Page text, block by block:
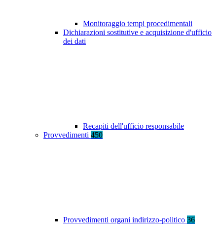
Monitoraggio tempi procedimentali
Dichiarazioni sostitutive e acquisizione d'ufficio
dei dati
Recapiti dell'ufficio responsabile
Provvedimenti 450
Provvedimenti organi indirizzo-politico 36